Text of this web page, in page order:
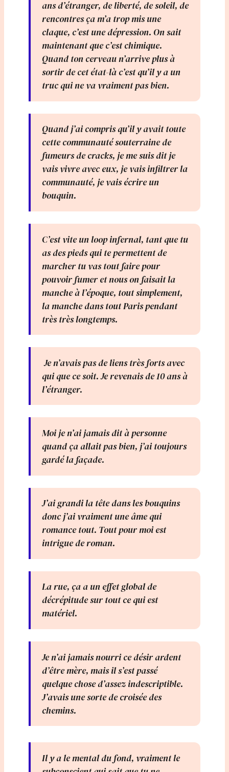
ans d’étranger, de liberté, de soleil, de
rencontres ça m’a trop mis une
claque, c’est une dépression. On sait
maintenant que c’est chimique.
Quand ton cerveau n’arrive plus à
sortir de cet état-là c’est qu’il y a un
truc qui ne va vraiment pas bien.
Quand j’ai compris qu’il y avait toute
cette communauté souterraine de
fumeurs de cracks, je me suis dit je
vais vivre avec eux, je vais infiltrer la
communauté, je vais écrire un
bouquin.
C’est vite un loop infernal, tant que tu
as des pieds qui te permettent de
marcher tu vas tout faire pour
pouvoir fumer et nous on faisait la
manche à l’époque, tout simplement,
la manche dans tout Paris pendant
très très longtemps.
Je n’avais pas de liens très forts avec
qui que ce soit. Je revenais de 10 ans à
l’étranger.
Moi je n’ai jamais dit à personne
quand ça allait pas bien, j’ai toujours
gardé la façade.
J’ai grandi la tête dans les bouquins
donc j’ai vraiment une âme qui
romance tout. Tout pour moi est
intrigue de roman.
La rue, ça a un effet global de
décrépitude sur tout ce qui est
matériel.
Je n’ai jamais nourri ce désir ardent
d’être mère, mais il s’est passé
quelque chose d’assez indescriptible.
J’avais une sorte de croisée des
chemins.
Il y a le mental du fond, vraiment le